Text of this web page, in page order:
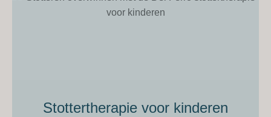
Stottertherapie voor kinderen